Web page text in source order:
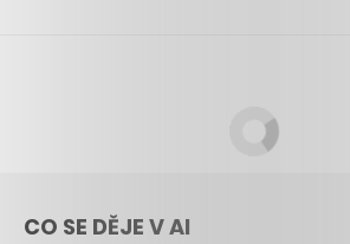
CO SE DĚJE V AI